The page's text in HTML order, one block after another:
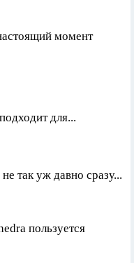
момент
для...
так уж давно сразу...
пользуется